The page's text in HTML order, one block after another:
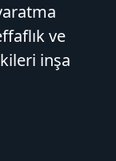
ve
inşa